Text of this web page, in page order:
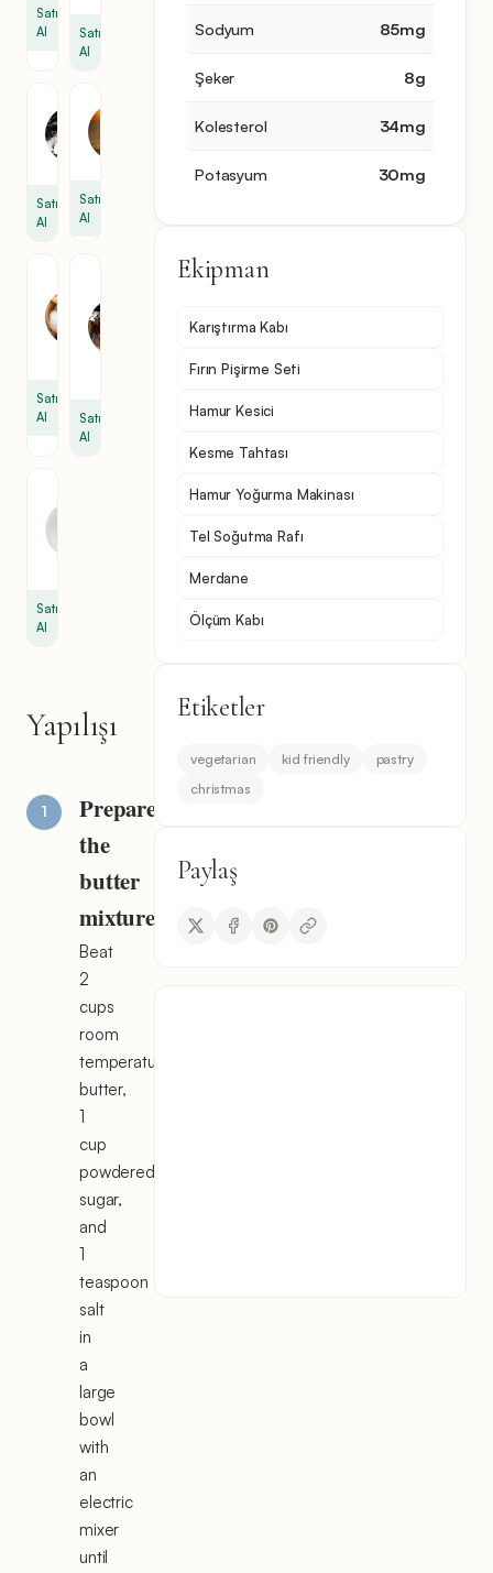
Satın
Al
Satın
Al
Satın
Al
Satın
Al
Satın
Al
Vanilya
Satın
Al
Satın
Al
Yapılışı
Prepare
the
butter
mixture
Beat
2
cups
room
temperature
butter,
1
cup
powdered
sugar,
and
1
teaspoon
salt
in
a
large
bowl
with
an
electric
mixer
until
Sodyum 85mg
Şeker 8g
Kolesterol 34mg
Potasyum 30mg
Ekipman
Karıştırma Kabı
Fırın Pişirme Seti
Hamur Kesici
Kesme Tahtası
Hamur Yoğurma Makinası
Tel Soğutma Rafı
Merdane
Ölçüm Kabı
Etiketler
vegetarian kid friendly
pastry
christmas
Paylaş